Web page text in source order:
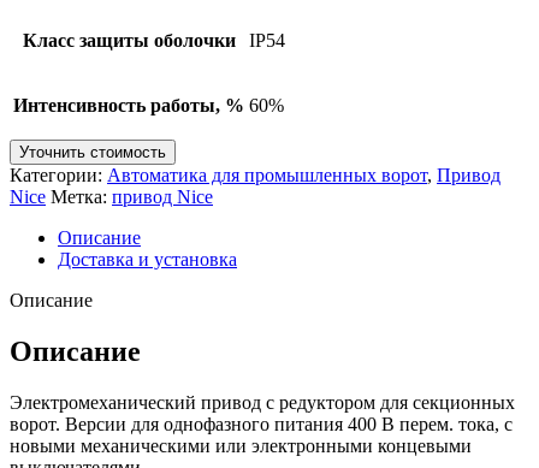
Класс защиты оболочки IP54
Интенсивность работы, % 60%
Уточнить стоимость
Категории: Автоматика для промышленных ворот, Привод
Nice Метка: привод Nice
Описание
Доставка и установка
Описание
Описание
Электромеханический привод с редуктором для секционных
ворот. Версии для однофазного питания 400 В перем. тока, с
новыми механическими или электронными концевыми